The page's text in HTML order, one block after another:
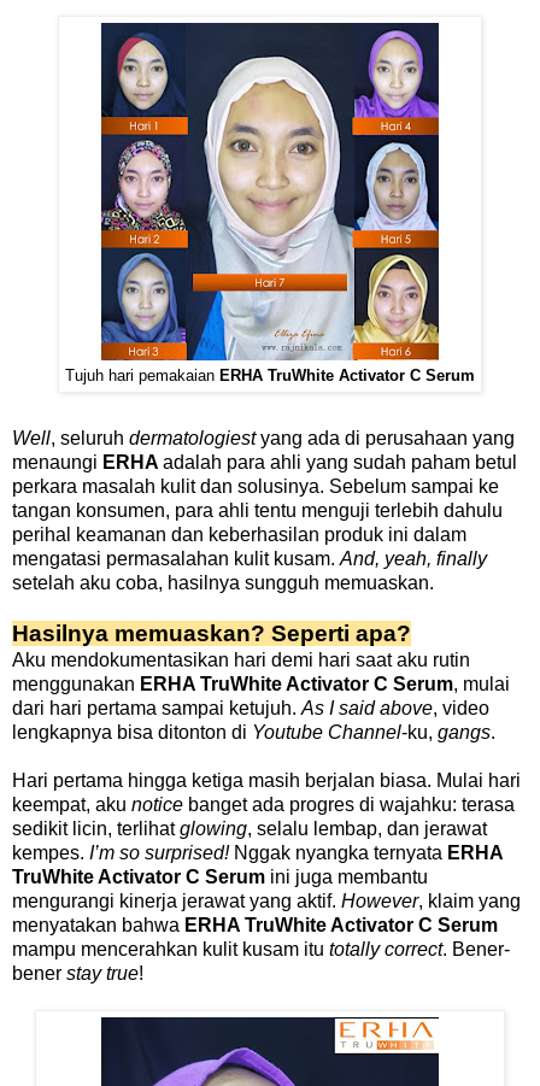
Tujuh hari pemakaian ERHA TruWhite Activator C Serum
Well, seluruh dermatologiestyang ada di perusahaan yang
menaungi ERHA adalah para ahli yang sudah paham betul
perkara masalah kulit dan solusinya. Sebelum sampai ke
tangan konsumen, para ahli tentu menguji terlebih dahulu
perihal keamanan dan keberhasilan produk ini dalam
mengatasi permasalahan kulit kusam. And, yeah, finally
setelah aku coba, hasilnya sungguh memuaskan.
Hasilnya memuaskan? Seperti apa?
Aku mendokumentasikan hari demi hari saat aku rutin
menggunakan ERHA TruWhite Activator C Serum, mulai
dari hari pertama sampai ketujuh. As I said above, video
lengkapnya bisa ditonton di Youtube Channel-ku, gangs.
Hari pertama hingga ketiga masih berjalan biasa. Mulai hari
keempat, aku notice banget ada progres di wajahku: terasa
sedikit licin, terlihatglowing, selalu lembap, dan jerawat
kempes. I’m so surprised! Nggak nyangka ternyata ERHA
TruWhite Activator C Serum ini juga membantu
mengurangi kinerja jerawat yang aktif. However, klaim yang
menyatakan bahwa ERHA TruWhite Activator C Serum
mampu mencerahkan kulit kusam itu totally correct. Bener-
bener stay true!